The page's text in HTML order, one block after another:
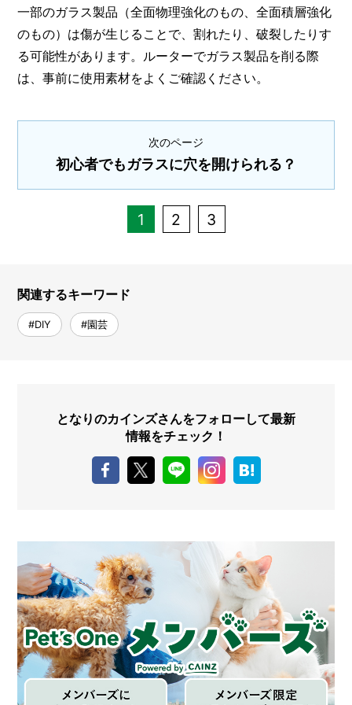
一部のガラス製品（全面物理強化のもの、全面積層強化
のもの）は傷が生じることで、割れたり、破裂したりす
る可能性があります。ルーターでガラス製品を削る際
は、事前に使用素材をよくご確認ください。
次のページ
初心者でもガラスに穴を開けられる？
1 2 3
関連するキーワード
#DIY #園芸
となりのカインズさんをフォローして最新
情報をチェック！